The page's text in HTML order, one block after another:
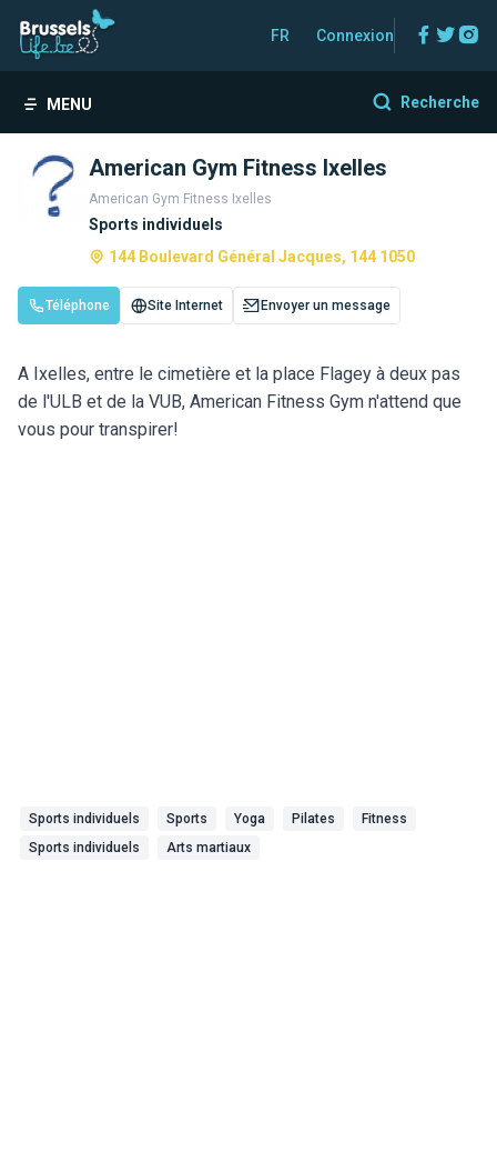
FR Connexion
MENU Recherche
American Gym Fitness Ixelles
American Gym Fitness Ixelles
Sports individuels
144 Boulevard Général Jacques, 144 1050
Téléphone Site Internet Envoyer un message
A Ixelles, entre le cimetière et la place Flagey à deux pas
de l'ULB et de la VUB, American Fitness Gym n'attend que
vous pour transpirer!
Sports individuels Sports Yoga Pilates
Fitness
Sports individuels
Arts martiaux